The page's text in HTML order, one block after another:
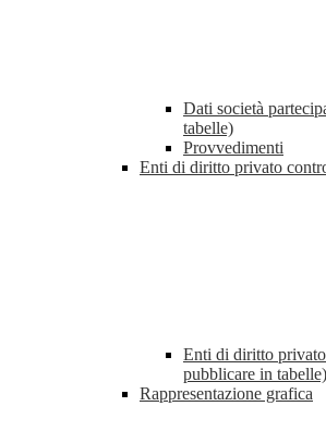
Dati società
tabelle)
Provvedimenti
Enti di diritto privato
Enti di diritto
pubblicare in tabelle)
Rappresentazione grafica